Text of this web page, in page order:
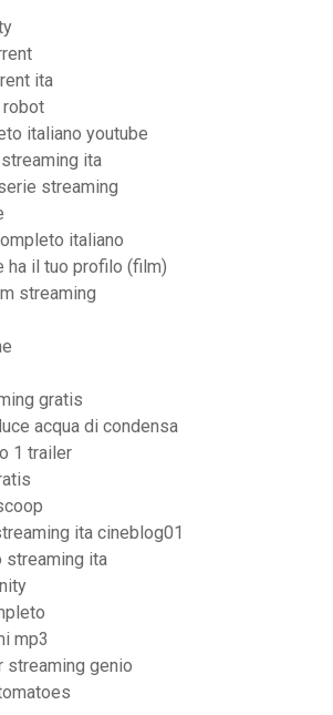
ita
robot
italiano youtube
ita
streaming
italiano
ha il tuo profilo (film)
streaming
gratis
acqua di condensa
1 trailer
ita cineblog01
streaming ita
mp3
streaming genio